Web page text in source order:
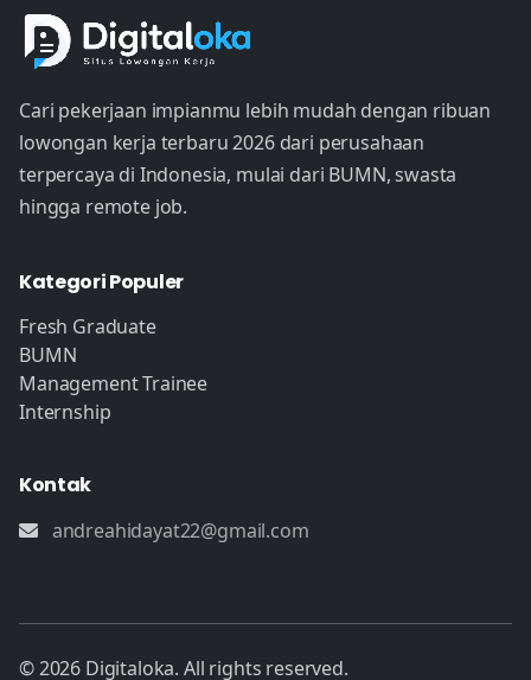
Cari pekerjaan impianmu lebih mudah dengan ribuan
lowongan kerja terbaru 2026 dari perusahaan
terpercaya di Indonesia, mulai dari BUMN, swasta
hingga remote job.
Kategori Populer
Fresh Graduate
BUMN
Management Trainee
Internship
Kontak
andreahidayat22@gmail.com
© 2026 Digitaloka. All rights reserved.